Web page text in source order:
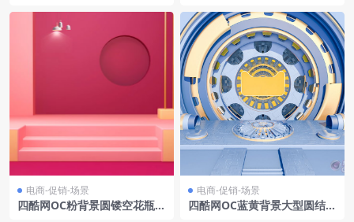
电商-促销-场景
四酷网OC粉背景圆镂空花瓶美
电商-促销-场景
四酷网OC蓝黄背景大型圆结构